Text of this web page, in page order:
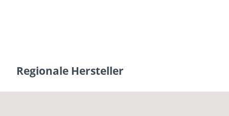
Regionale Hersteller